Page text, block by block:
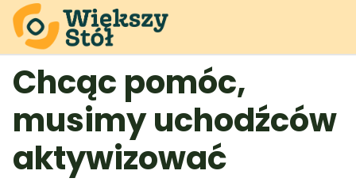
Chcąc pomóc,
musimy uchodźców
aktywizować